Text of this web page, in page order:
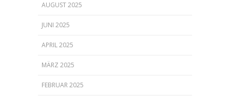
AUGUST 2025
JUNI 2025
APRIL 2025
MÄRZ 2025
FEBRUAR 2025